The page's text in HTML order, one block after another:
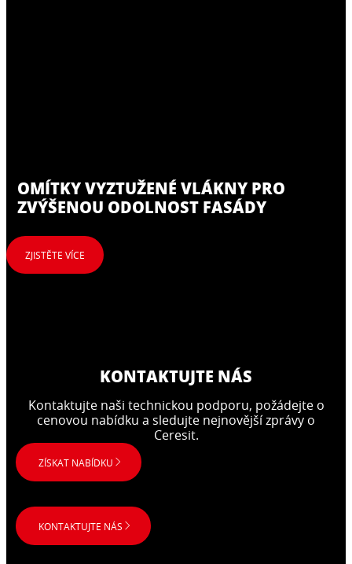
OMÍTKY VYZTUŽENÉ VLÁKNY PRO
ZVÝŠENOU ODOLNOST FASÁDY
ZJISTĚTE VÍCE
KONTAKTUJTE NÁS
Kontaktujte naši technickou podporu, požádejte o
cenovou nabídku a sledujte nejnovější zprávy o
Ceresit.
ZÍSKAT NABÍDKU
KONTAKTUJTE NÁS